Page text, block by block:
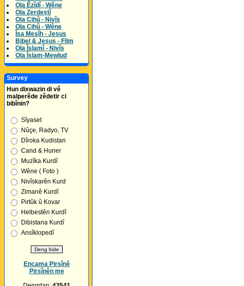
Ola Êzîdî - Wêne
Ola Zerdeştî
Ola Cihû - Nivîs
Ola Cihû - Wêne
Îsa Mesîh - Jesus
Bibel & Jesus - Film
Ola Îslamî - Nivîs
Ola Îslam-Mewlud
Survey
Hun dixwazin di vê
malperêde zêdetir ci
bibînin?
Sîyaset
Nûçe, Radyo, TV
Dîroka Kudistan
Cand & Huner
Muzîka Kurdî
Wêne ( Foto )
Nivîskarên Kurd
Zimanê Kurdî
Pirtûk û Kovar
Helbestên Kurdî
Dibistana Kurdî
Ansîklopedî
Encama Pirsînê
Pirsînên me